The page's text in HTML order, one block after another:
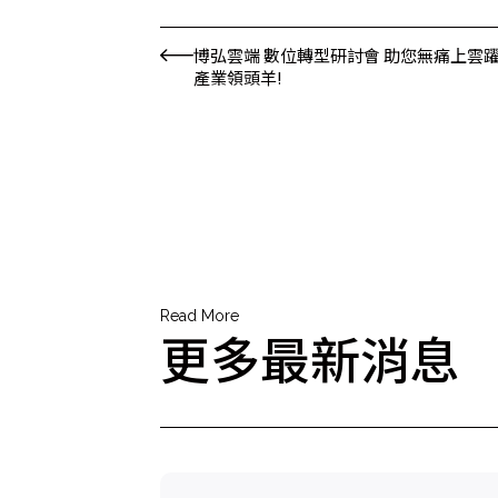
博弘雲端 數位轉型研討會 助您無痛上雲
產業領頭羊!
Read More
更多最新消息